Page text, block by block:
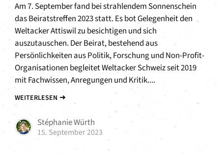
Am 7. September fand bei strahlendem Sonnenschein
das Beiratstreffen 2023 statt. Es bot Gelegenheit den
Weltacker Attiswil zu besichtigen und sich
auszutauschen. Der Beirat, bestehend aus
Persönlichkeiten aus Politik, Forschung und Non-Profit-
Organisationen begleitet Weltacker Schweiz seit 2019
mit Fachwissen, Anregungen und Kritik....
WEITERLESEN
Stéphanie Würth
15. September 2023